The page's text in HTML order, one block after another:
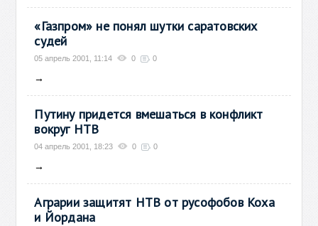
«Газпром» не понял шутки саратовских
судей
05 апрель 2001, 11:14 0 0
→
Путину придется вмешаться в конфликт
вокруг НТВ
04 апрель 2001, 18:23 0 0
→
Аграрии защитят НТВ от русофобов Коха
и Йордана